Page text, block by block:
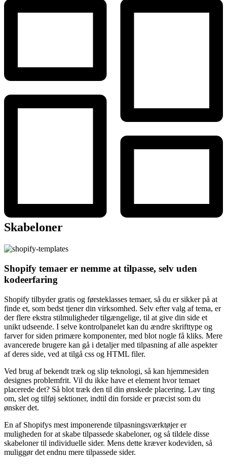
Skabeloner
Shopify temaer er nemme at tilpasse, selv uden
kodeerfaring
Shopify tilbyder gratis og førsteklasses temaer, så du er sikker på at
finde et, som bedst tjener din virksomhed. Selv efter valg af tema, er
der flere ekstra stilmuligheder tilgængelige, til at give din side et
unikt udseende. I selve kontrolpanelet kan du ændre skrifttype og
farver for siden primære komponenter, med blot nogle få kliks. Mere
avancerede brugere kan gå i detaljer med tilpasning af alle aspekter
af deres side, ved at tilgå css og HTML filer.
Ved brug af bekendt træk og slip teknologi, så kan hjemmesiden
designes problemfrit. Vil du ikke have et element hvor temaet
placerede det? Så blot træk den til din ønskede placering. Lav ting
om, slet og tilføj sektioner, indtil din forside er præcist som du
ønsker det.
En af Shopifys mest imponerende tilpasningsværktøjer er
muligheden for at skabe tilpassede skabeloner, og så tildele disse
skabeloner til individuelle sider. Mens dette kræver kodeviden, så
muliggør det endnu mere tilpassede sider.